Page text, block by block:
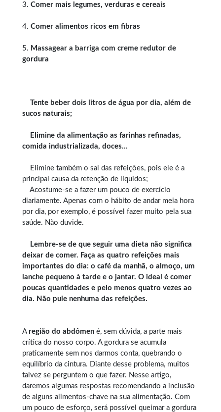
3. Comer mais legumes, verduras e cereais
4. Comer alimentos ricos em fibras
5. Massagear a barriga com creme redutor de
gordura
Tente beber dois litros de água por dia, além de
sucos naturais;
Elimine da alimentação as farinhas refinadas,
comida industrializada, doces…
Elimine também o sal das refeições, pois ele é a
principal causa da retenção de líquidos;
Acostume-se a fazer um pouco de exercício
diariamente. Apenas com o hábito de andar meia hora
por dia, por exemplo, é possível fazer muito pela sua
saúde. Não duvide.
Lembre-se de que seguir uma dieta não significa
deixar de comer. Faça as quatro refeições mais
importantes do dia: o café da manhã, o almoço, um
lanche pequeno à tarde e o jantar. O ideal é comer
poucas quantidades e pelo menos quatro vezes ao
dia. Não pule nenhuma das refeições.
A região do abdômen é, sem dúvida, a parte mais
crítica do nosso corpo. A gordura se acumula
praticamente sem nos darmos conta, quebrando o
equilíbrio da cintura. Diante desse problema, muitos
talvez se perguntem o que fazer. Nesse artigo,
daremos algumas respostas recomendando a inclusão
de alguns alimentos-chave na sua alimentação. Com
um pouco de esforço, será possível queimar a gordura